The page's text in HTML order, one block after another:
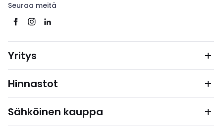
Seuraa meitä
Yritys
Hinnastot
Sähköinen kauppa